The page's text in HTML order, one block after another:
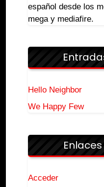
español desde los
mega y mediafire.
Hello Neighbor
We Happy Few
Acceder